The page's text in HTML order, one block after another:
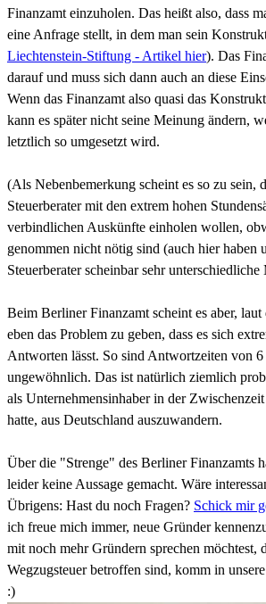
Finanzamt einzuholen. Das heißt also, dass
eine Anfrage stellt, in dem man sein
Liechtenstein-Stiftung - Artikel hier). Das
darauf und muss sich dann auch an diese
Wenn das Finanzamt also quasi das
kann es später nicht seine Meinung ändern,
letztlich so umgesetzt wird.
(Als Nebenbemerkung scheint es so zu sein,
Steuerberater mit den extrem hohen
verbindlichen Auskünfte einholen wollen,
genommen nicht nötig sind (auch hier haben
Steuerberater scheinbar sehr
Beim Berliner Finanzamt scheint es aber, laut
eben das Problem zu geben, dass es sich
Antworten lässt. So sind Antwortzeiten von
ungewöhnlich. Das ist natürlich ziemlich
als Unternehmensinhaber in der
hatte, aus Deutschland auszuwandern.
Über die "Strenge" des Berliner Finanzamts
leider keine Aussage gemacht. Wäre
Übrigens: Hast du noch Fragen? Schick mir
ich freue mich immer, neue Gründer
mit noch mehr Gründern sprechen möchtest,
Wegzugsteuer betroffen sind, komm in unsere
:)